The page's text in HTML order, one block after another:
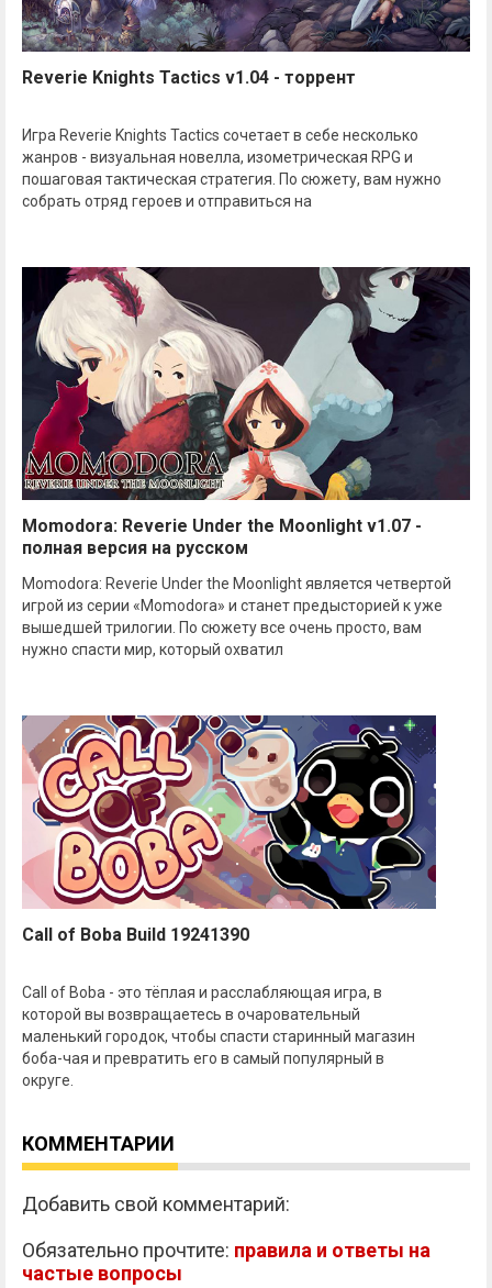
Reverie Knights Tactics v1.04 - торрент
Игра Reverie Knights Tactics сочетает в себе несколько
жанров - визуальная новелла, изометрическая RPG и
пошаговая тактическая стратегия. По сюжету, вам нужно
собрать отряд героев и отправиться на
Momodora: Reverie Under the Moonlight v1.07 -
полная версия на русском
Momodora: Reverie Under the Moonlight является четвертой
игрой из серии «Momodora» и станет предысторией к уже
вышедшей трилогии. По сюжету все очень просто, вам
нужно спасти мир, который охватил
Call of Boba Build 19241390
Call of Boba - это тёплая и расслабляющая игра, в
которой вы возвращаетесь в очаровательный
маленький городок, чтобы спасти старинный магазин
боба-чая и превратить его в самый популярный в
округе.
КОММЕНТАРИИ
Добавить свой комментарий:
Обязательно прочтите: правила и ответы на
частые вопросы